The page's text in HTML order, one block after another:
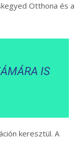
Otthona és a
IS
keresztül. A